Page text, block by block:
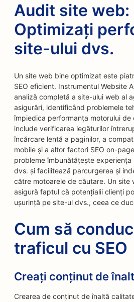
Audit site web:
Optimizați
site-ului dvs.
Un site web bine optimizat este
SEO eficient. Instrumentul Website
analiză completă a site-ului web al
asigurări, identificând problemele
împiedica performanța motorului de
include verificarea legăturilor
încărcare lentă a paginilor, a
mobile și a altor factori SEO on-
probleme îmbunătățește
dvs. și facilitează parcurgerea și
către motoarele de căutare. Un site
asigură faptul că potențialii clienți
ușurință pe site-ul dvs., ceea ce
Cum să
traficul cu SEO
Creați conținut de
Crearea de conținut de înaltă